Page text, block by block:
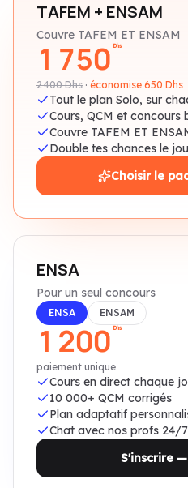
ENSA
Pour un seul concours
ENSA ENSAM
1 200 Dhs
paiement unique
Cours en direct chaque
10 000+ QCM corrigés
Plan adaptatif
Chat avec nos profs 24/7
S'inscrire —
TAFEM + ENSAM
Couvre TAFEM ET ENSAM
1 750 Dhs
2 400Dhs · économise 650 Dhs
Tout le plan Solo, sur
Cours, QCM et
Couvre TAFEM ET
Double tes chances le
Choisir le